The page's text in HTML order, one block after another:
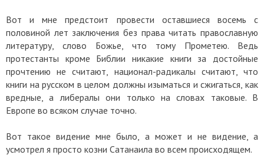
Вот и мне предстоит провести оставшиеся восемь с
половиной лет заключения без права читать православную
литературу, слово Божье, что тому Прометею. Ведь
протестанты кроме Библии никакие книги за достойные
прочтению не считают, национал-радикалы считают, что
книги на русском в целом должны изыматься и сжигаться, как
вредные, а либералы они только на словах таковые. В
Европе во всяком случае точно.
Вот такое видение мне было, а может и не видение, а
усмотрел я просто козни Сатанаила во всем происходящем.